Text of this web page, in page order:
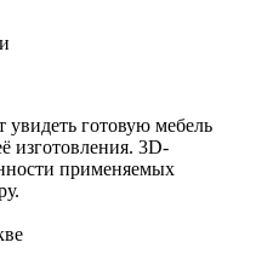
увидеть готовую мебель
изготовления. 3D-
применяемых